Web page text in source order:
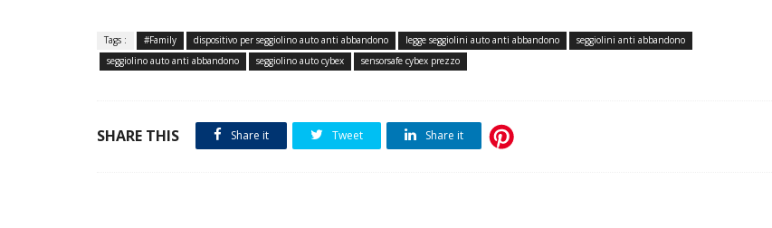
Tags : #Family dispositivo per seggiolino auto anti abbandono legge seggiolini auto anti abbandono
seggiolini anti abbandono
seggiolino auto anti abbandono
seggiolino auto cybex sensorsafe cybex prezzo
SHARE THIS Share it Tweet Share it